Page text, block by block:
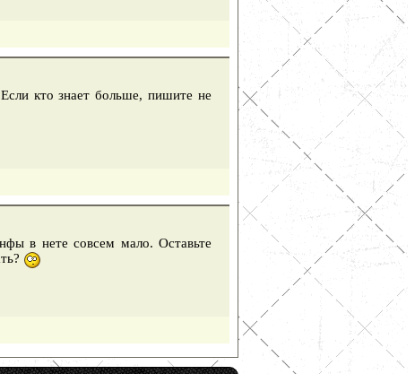
кто знает больше, пишите не
в нете совсем мало. Оставьте